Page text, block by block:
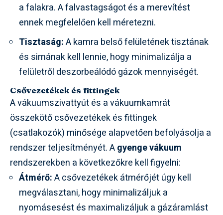
a falakra. A falvastagságot és a merevítést
ennek megfelelően kell méretezni.
Tisztaság:A kamra belső felületének tisztának
és simának kell lennie, hogy minimalizálja a
felületről deszorbeálódó gázok mennyiségét.
Csővezetékek és fittingek
A vákuumszivattyút és a vákuumkamrát
összekötő csővezetékek és fittingek
(csatlakozók) minősége alapvetően befolyásolja a
rendszer teljesítményét. Agyenge vákuum
rendszerekben a következőkre kell figyelni:
Átmérő:A csővezetékek átmérőjét úgy kell
megválasztani, hogy minimalizáljuk a
nyomásesést és maximalizáljuk a gázáramlást